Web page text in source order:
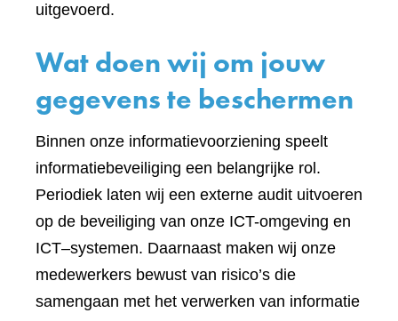
uitgevoerd.
Wat doen wij om jouw
gegevens te beschermen
Binnen onze informatievoorziening speelt
informatiebeveiliging een belangrijke rol.
Periodiek laten wij een externe audit uitvoeren
op de beveiliging van onze ICT-omgeving en
ICT–systemen. Daarnaast maken wij onze
medewerkers bewust van risico’s die
samengaan met het verwerken van informatie